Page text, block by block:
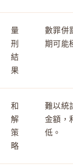
量
刑
結
果
數罪併
期可能
和
解
策
略
難以統
金額，
低。